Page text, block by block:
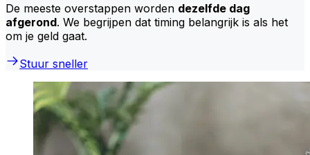
De meeste overstappen worden dezelfde dag
afgerond. We begrijpen dat timing belangrijk is als het
om je geld gaat.
Stuur sneller